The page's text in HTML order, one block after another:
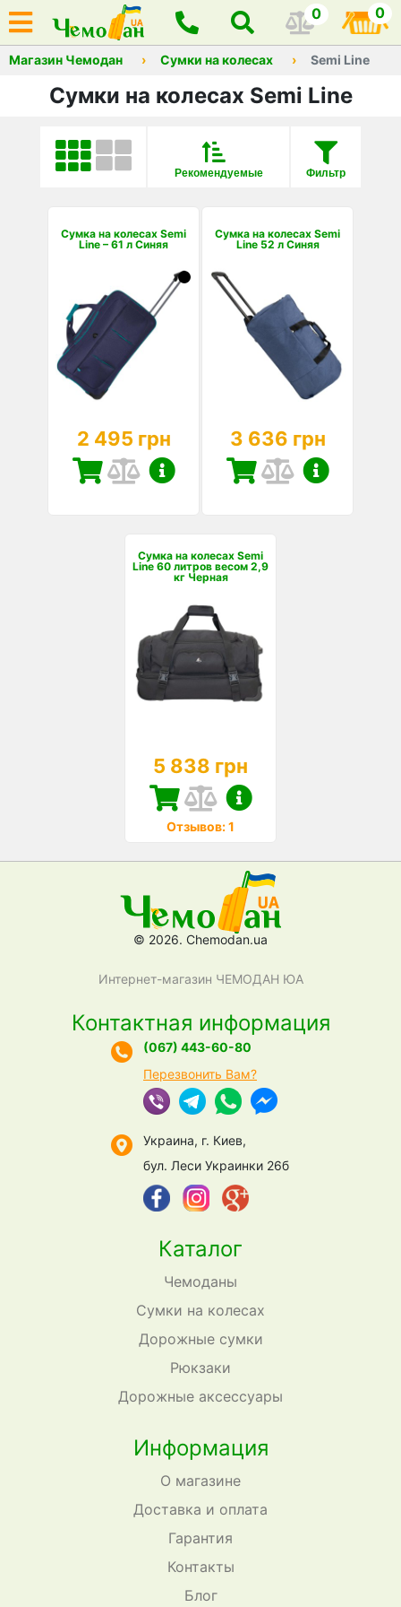
0 0
Магазин Чемодан Сумки на колесах Semi Line
Сумки на колесах Semi Line
Фильтр
Рекомендуемые
Сумка на колесах Semi
Line – 61 л Синяя
2 495 грн
Сумка на колесах Semi
Line 52 л Синяя
3 636 грн
Сумка на колесах Semi
Line 60 литров весом 2,9
кг Черная
5 838 грн
Отзывов: 1
© 2026. Chemodan.ua
Интернет-магазин ЧЕМОДАН ЮА
Каталог
Чемоданы
Сумки на колесах
Дорожные сумки
Рюкзаки
Дорожные аксессуары
Информация
О магазине
Доставка и оплата
Гарантия
Контакты
Блог
Контактная информация
(067) 443-60-80
Перезвонить Вам?
Украина, г. Киев,
бул. Леси Украинки 26б